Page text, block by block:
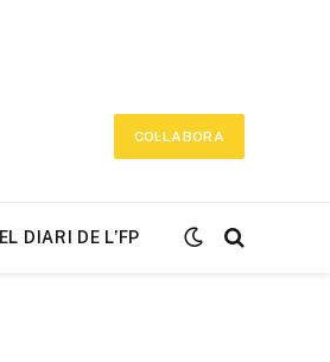
COL·LABORA
EL DIARI DE L’FP